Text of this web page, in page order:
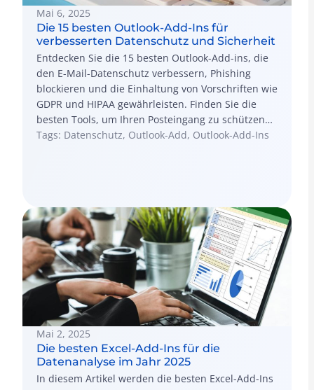
Mai 6, 2025
Die 15 besten Outlook-Add-Ins für
verbesserten Datenschutz und Sicherheit
Entdecken Sie die 15 besten Outlook-Add-ins, die
den E-Mail-Datenschutz verbessern, Phishing
blockieren und die Einhaltung von Vorschriften wie
GDPR und HIPAA gewährleisten. Finden Sie die
besten Tools, um Ihren Posteingang zu schützen
und Ihre Arbeit in Outlook zu rationalisieren.
Tags: Datenschutz, Outlook-Add, Outlook-Add-Ins
Mai 2, 2025
Die besten Excel-Add-Ins für die
Datenanalyse im Jahr 2025
In diesem Artikel werden die besten Excel-Add-Ins